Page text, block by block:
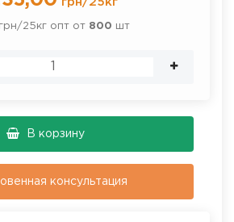
грн/25кг опт от 800 шт
В корзину
консультация